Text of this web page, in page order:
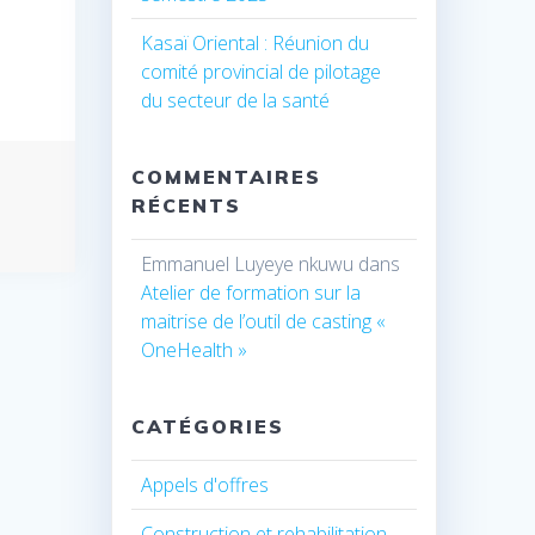
Kasaï Oriental : Réunion du
comité provincial de pilotage
du secteur de la santé
COMMENTAIRES
RÉCENTS
Emmanuel Luyeye nkuwu dans
Atelier de formation sur la
maitrise de l’outil de casting «
OneHealth »
CATÉGORIES
Appels d'offres